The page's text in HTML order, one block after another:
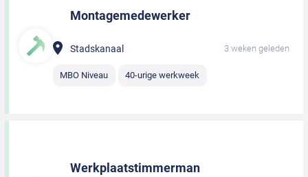
Montagemedewerker
Stadskanaal 3 weken geleden
MBO Niveau 40-urige werkweek
Werkplaatstimmerman